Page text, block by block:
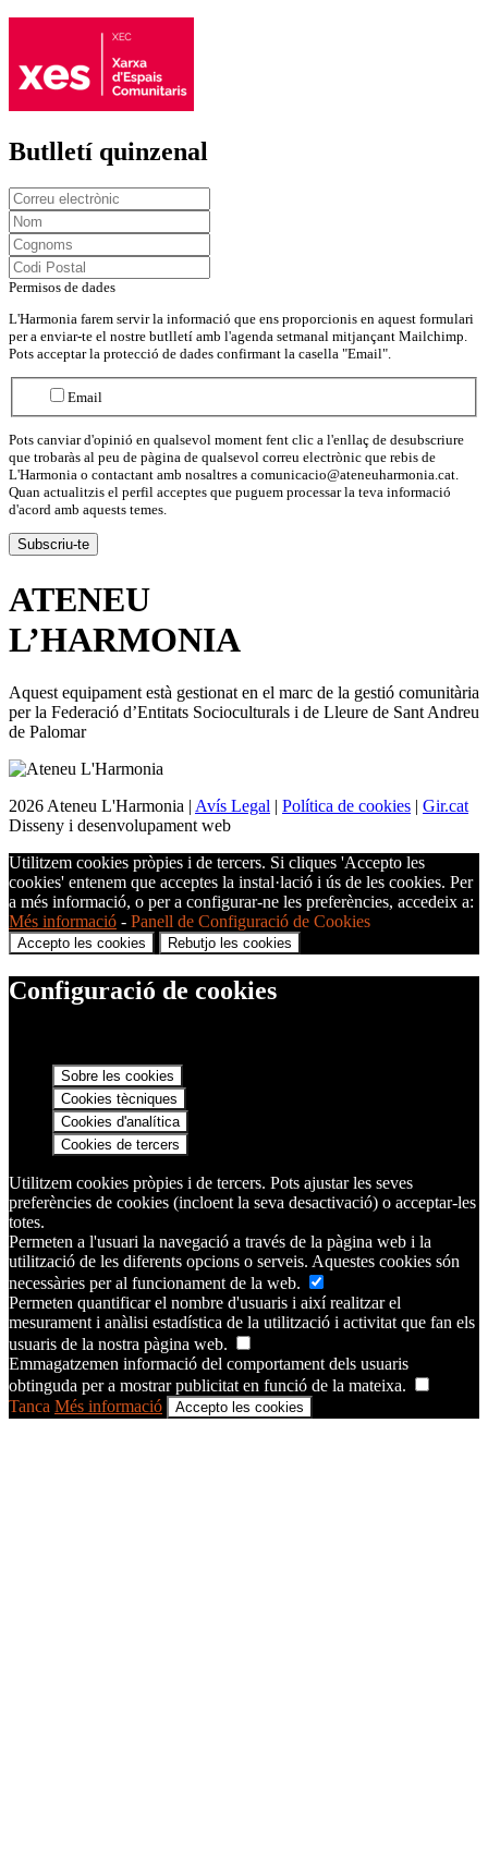
Butlletí quinzenal
Permisos de dades
L'Harmonia farem servir la informació que ens proporcionis en aquest formulari
per a enviar-te el nostre butlletí amb l'agenda setmanal mitjançant Mailchimp.
Pots acceptar la protecció de dades confirmant la casella "Email".
Email
Pots canviar d'opinió en qualsevol moment fent clic a l'enllaç de desubscriure
que trobaràs al peu de pàgina de qualsevol correu electrònic que rebis de
L'Harmonia o contactant amb nosaltres a comunicacio@ateneuharmonia.cat.
Quan actualitzis el perfil acceptes que puguem processar la teva informació
d'acord amb aquests temes.
ATENEU
L’HARMONIA
Aquest equipament està gestionat en el marc de la gestió comunitària
per la Federació d’Entitats Socioculturals i de Lleure de Sant Andreu
de Palomar
2026 Ateneu L'Harmonia | Avís Legal | Política de cookies | Gir.cat
Disseny i desenvolupament web
Utilitzem cookies pròpies i de tercers. Si cliques 'Accepto les
cookies' entenem que acceptes la instal·lació i ús de les cookies. Per
a més informació, o per a configurar-ne les preferències, accedeix a:
Més informació - Panell de Configuració de Cookies
Accepto les cookies Rebutjo les cookies
Configuració de cookies
Sobre les cookies
Cookies tècniques
Cookies d'analítica
Cookies de tercers
Utilitzem cookies pròpies i de tercers. Pots ajustar les seves
preferències de cookies (incloent la seva desactivació) o acceptar-les
totes.
Permeten a l'usuari la navegació a través de la pàgina web i la
utilització de les diferents opcions o serveis. Aquestes cookies són
necessàries per al funcionament de la web.
Permeten quantificar el nombre d'usuaris i així realitzar el
mesurament i anàlisi estadística de la utilització i activitat que fan els
usuaris de la nostra pàgina web.
Emmagatzemen informació del comportament dels usuaris
obtinguda per a mostrar publicitat en funció de la mateixa.
Tanca Més informació Accepto les cookies